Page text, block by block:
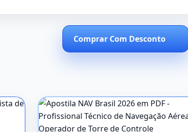
Comprar Com Desconto